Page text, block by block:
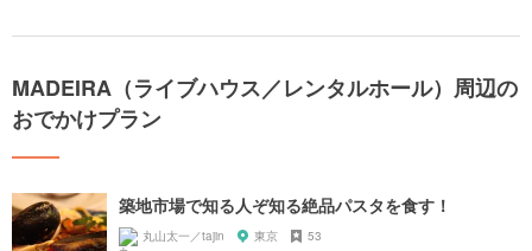
MADEIRA（ライブハウス／レンタルホール）周辺の
おでかけプラン
築地市場で知る人ぞ知る絶品パスタを食す！
丸山太一／tajin 東京 53